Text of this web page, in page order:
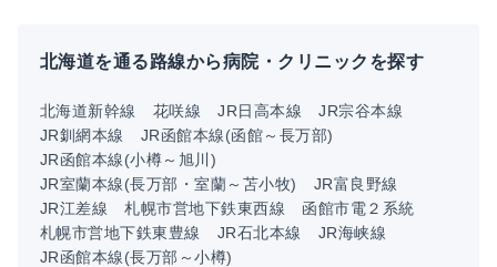
北海道を通る路線から病院・クリニックを探す
北海道新幹線 花咲線 JR日高本線
JR宗谷本線
JR釧網本線
JR函館本線(函館～長万部)
JR函館本線(小樽～旭川)
JR室蘭本線(長万部・室蘭～苫小牧)
JR富良野線
JR江差線
札幌市営地下鉄東西線
函館市電２系統
札幌市営地下鉄東豊線
JR石北本線
JR海峡線
JR函館本線(長万部～小樽)